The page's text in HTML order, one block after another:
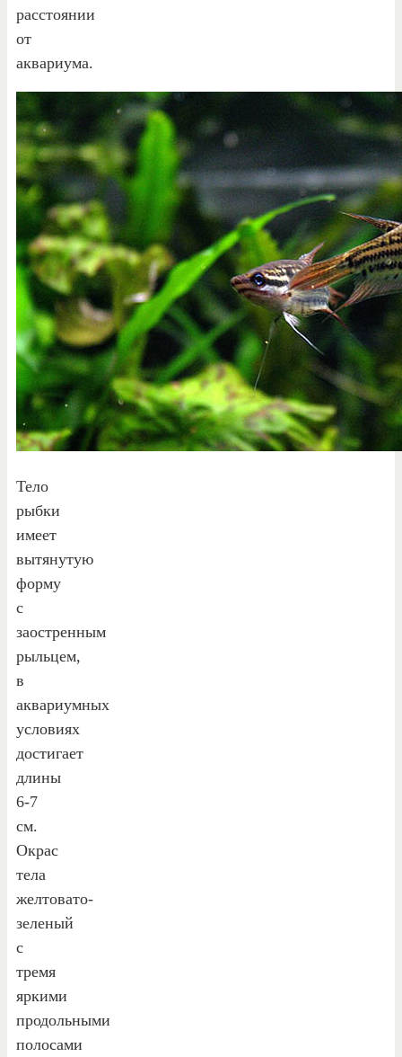
расстоянии
от
аквариума.
Тело
рыбки
имеет
вытянутую
форму
с
заостренным
рыльцем,
в
аквариумных
условиях
достигает
длины
6-7
см.
Окрас
тела
желтовато-
зеленый
с
тремя
яркими
продольными
полосами